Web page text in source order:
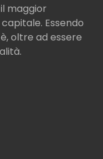
maggior
Essendo
oltre ad essere